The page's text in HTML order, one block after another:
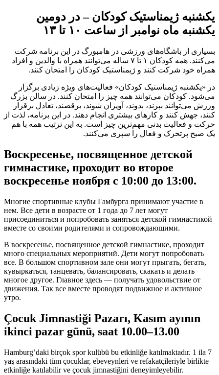
یکشنبه ژیمناستیک کودکان – در دومین
یکشنبه ماه نوامبر از ساعت ۱۰ تا ۱ ۳
بسیاری از باشگاه‌های ورزشی در هامبورگ در این برنامه شرکت
می‌کنند. همه کودکان ۱ تا ۷ ساله می‌توانند همراه با والدین و افراد
همراه خود شرکت کنند و ژیمناستیک کودکان را امتحان کنند.
در «یکشنبه ژیمناستیک کودکان» فعالیت‌های ویژه زیادی برگزار
می‌شود. کودکان می‌توانند همه چیز را امتحان کنند. در سالن بزرگ
ورزش می‌توانند بپرند، بدوند، آویزان شوند، برقصند، تعادل برقرار
کنند، جهش کنند و کارهای بیشتری انجام دهند. در این برنامه، لذت از
حرکت و فعالیت بدنی مهم‌ترین چیز است. به این ترتیب همه با هم
یک صبح پرتحرک و فعال را سپری می‌کنند.
Воскресенье, посвященное детской
гимнастике, проходит во второе
воскресенье ноября с 10:00 до 13:00.
Многие спортивные клубы Гамбурга принимают участие в
нем. Все дети в возрасте от 1 года до 7 лет могут
присоединиться и попробовать заняться детской гимнастикой
вместе со своими родителями и сопровождающими.
В воскресенье, посвященное детской гимнастике, проходит
много специальных мероприятий. Дети могут попробовать
все. В большом спортивном зале они могут прыгать, бегать,
кувыркаться, танцевать, балансировать, скакать и делать
многое другое. Главное здесь — получать удовольствие от
движения. Так все вместе проводят подвижное и активное
утро.
Çocuk Jimnastiği Pazarı, Kasım ayının
ikinci pazar günü, saat 10.00–13.00
Hamburg’daki birçok spor kulübü bu etkinliğe katılmaktadır. 1 ila 7
yaş arasındaki tüm çocuklar, ebeveynleri ve refakatçileriyle birlikte
etkinliğe katılabilir ve çocuk jimnastiğini deneyimleyebilir.